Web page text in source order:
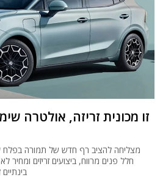
חלל פנים מרווח, ביצועים זריזים ומחיר